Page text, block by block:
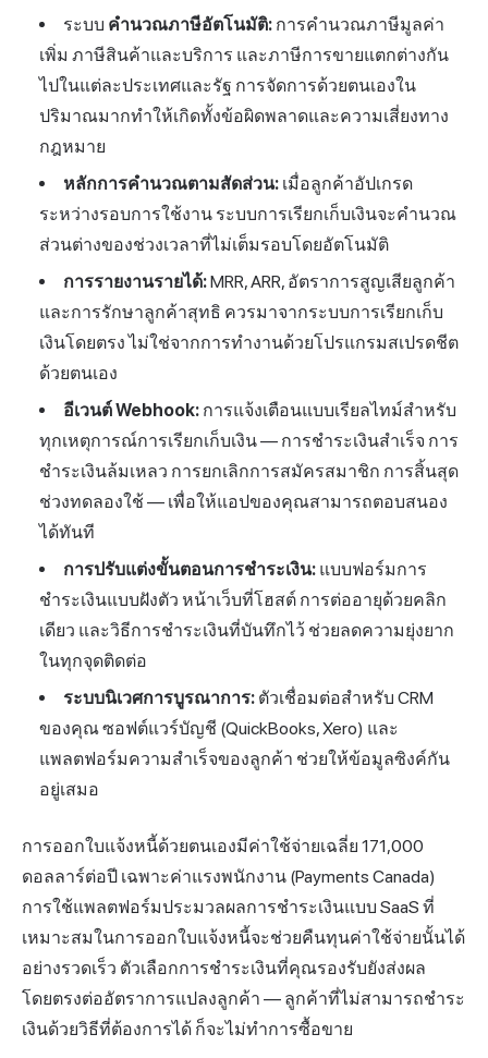
ระบบ คำนวณภาษีอัตโนมัติ: การคำนวณภาษีมูลค่า
เพิ่ม ภาษีสินค้าและบริการ และภาษีการขายแตกต่างกัน
ไปในแต่ละประเทศและรัฐ การจัดการด้วยตนเองใน
ปริมาณมากทำให้เกิดทั้งข้อผิดพลาดและความเสี่ยงทาง
กฎหมาย
หลักการคำนวณตามสัดส่วน: เมื่อลูกค้าอัปเกรด
ระหว่างรอบการใช้งาน ระบบการเรียกเก็บเงินจะคำนวณ
ส่วนต่างของช่วงเวลาที่ไม่เต็มรอบโดยอัตโนมัติ
การรายงานรายได้:MRR, ARR, อัตราการสูญเสียลูกค้า
และการรักษาลูกค้าสุทธิ ควรมาจากระบบการเรียกเก็บ
เงินโดยตรง ไม่ใช่จากการทำงานด้วยโปรแกรมสเปรดชีต
ด้วยตนเอง
อีเวนต์ Webhook: การแจ้งเตือนแบบเรียลไทม์สำหรับ
ทุกเหตุการณ์การเรียกเก็บเงิน — การชำระเงินสำเร็จ การ
ชำระเงินล้มเหลว การยกเลิกการสมัครสมาชิก การสิ้นสุด
ช่วงทดลองใช้ — เพื่อให้แอปของคุณสามารถตอบสนอง
ได้ทันที
การปรับแต่งขั้นตอนการชำระเงิน: แบบฟอร์มการ
ชำระเงินแบบฝังตัว หน้าเว็บที่โฮสต์ การต่ออายุด้วยคลิก
เดียว และวิธีการชำระเงินที่บันทึกไว้ ช่วยลดความยุ่งยาก
ในทุกจุดติดต่อ
ระบบนิเวศการบูรณาการ: ตัวเชื่อมต่อสำหรับ CRM
ของคุณ ซอฟต์แวร์บัญชี (QuickBooks, Xero) และ
แพลตฟอร์มความสำเร็จของลูกค้า ช่วยให้ข้อมูลซิงค์กัน
อยู่เสมอ
การออกใบแจ้งหนี้ด้วยตนเองมีค่าใช้จ่ายเฉลี่ย 171,000
ดอลลาร์ต่อปี เฉพาะค่าแรงพนักงาน (Payments Canada)
การใช้แพลตฟอร์มประมวลผลการชำระเงินแบบ SaaS ที่
เหมาะสมในการออกใบแจ้งหนี้จะช่วยคืนทุนค่าใช้จ่ายนั้นได้
อย่างรวดเร็ว ตัวเลือกการชำระเงินที่คุณรองรับยังส่งผล
โดยตรงต่ออัตราการแปลงลูกค้า — ลูกค้าที่ไม่สามารถชำระ
เงินด้วยวิธีที่ต้องการได้ ก็จะไม่ทำการซื้อขาย